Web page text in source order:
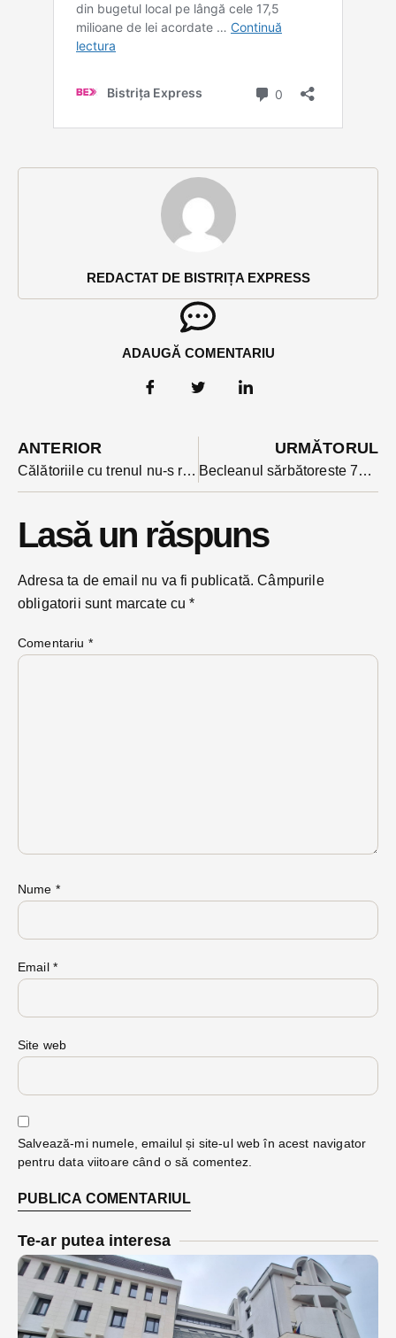
REDACTAT DE BISTRIȚA EXPRESS
ADAUGĂ COMENTARIU
ANTERIOR
Călătoriile cu trenul nu-s recomandate urmăriților general: hoț din supermarketuri prins de poliția TF
URMĂTORUL
Becleanul sărbătoreste 790 de ani de atestare documentară. Program dens, inclusiv cu un spectacol de operă în premieră
Lasă un răspuns
Adresa ta de email nu va fi publicată. Câmpurile
obligatorii sunt marcate cu*
Comentariu *
Nume *
Email *
Site web
Salvează-mi numele, emailul și site-ul web în acest navigator
pentru data viitoare când o să comentez.
Te-ar putea interesa